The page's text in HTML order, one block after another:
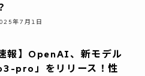
年7月1日
速報】OpenAI、新モデル
o3-pro」をリリース！性